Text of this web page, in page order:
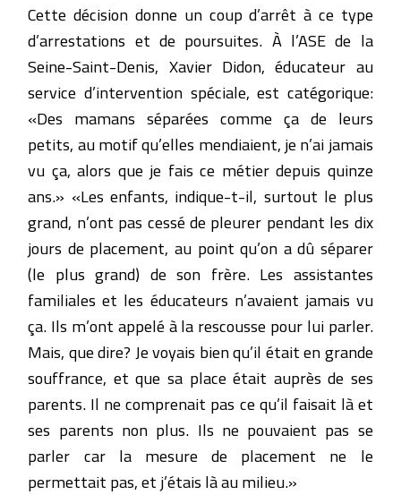
Cette décision donne un coup d’arrêt à ce type
d’arrestations et de poursuites. À l’ASE de la
Seine-Saint-Denis, Xavier Didon, éducateur au
service d’intervention spéciale, est catégorique:
«Des mamans séparées comme ça de leurs
petits, au motif qu’elles mendiaient, je n’ai jamais
vu ça, alors que je fais ce métier depuis quinze
ans.» «Les enfants, indique-t-il, surtout le plus
grand, n’ont pas cessé de pleurer pendant les dix
jours de placement, au point qu’on a dû séparer
(le plus grand) de son frère. Les assistantes
familiales et les éducateurs n’avaient jamais vu
ça. Ils m’ont appelé à la rescousse pour lui parler.
Mais, que dire? Je voyais bien qu’il était en grande
souffrance, et que sa place était auprès de ses
parents. Il ne comprenait pas ce qu’il faisait là et
ses parents non plus. Ils ne pouvaient pas se
parler car la mesure de placement ne le
permettait pas, et j’étais là au milieu.»